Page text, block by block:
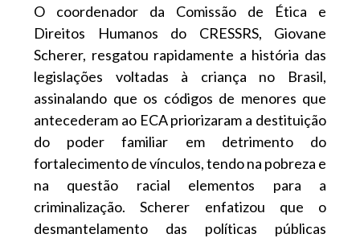
O coordenador da Comissão de Ética e
Direitos Humanos do CRESSRS, Giovane
Scherer, resgatou rapidamente a história das
legislações voltadas à criança no Brasil,
assinalando que os códigos de menores que
antecederam ao ECA priorizaram a destituição
do poder familiar em detrimento do
fortalecimento de vínculos, tendo na pobreza e
na questão racial elementos para a
criminalização. Scherer enfatizou que o
desmantelamento das políticas públicas